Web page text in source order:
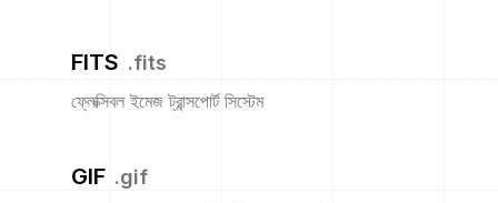
FITS .fits
ফ্লেক্সিবল ইমেজ ট্রান্সপোর্ট সিস্টেম
GIF .gif